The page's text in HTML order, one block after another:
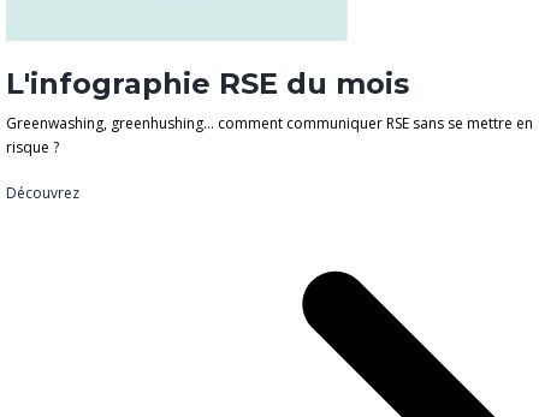
L'infographie RSE du mois
Greenwashing, greenhushing… comment communiquer RSE sans se mettre en
risque ?
Découvrez